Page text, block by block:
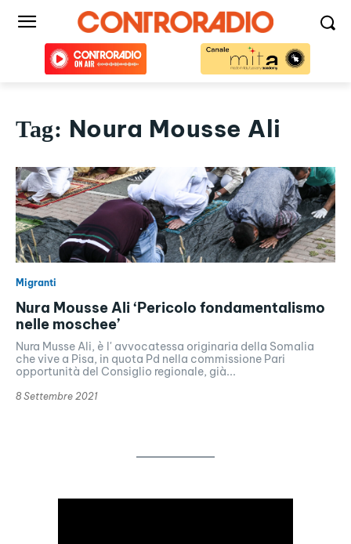
Tag: Noura Mousse Ali
Migranti
Nura Mousse Ali ‘Pericolo fondamentalismo
nelle moschee’
Nura Musse Ali, è l' avvocatessa originaria della Somalia
che vive a Pisa, in quota Pd nella commissione Pari
opportunità del Consiglio regionale, già...
8 Settembre 2021